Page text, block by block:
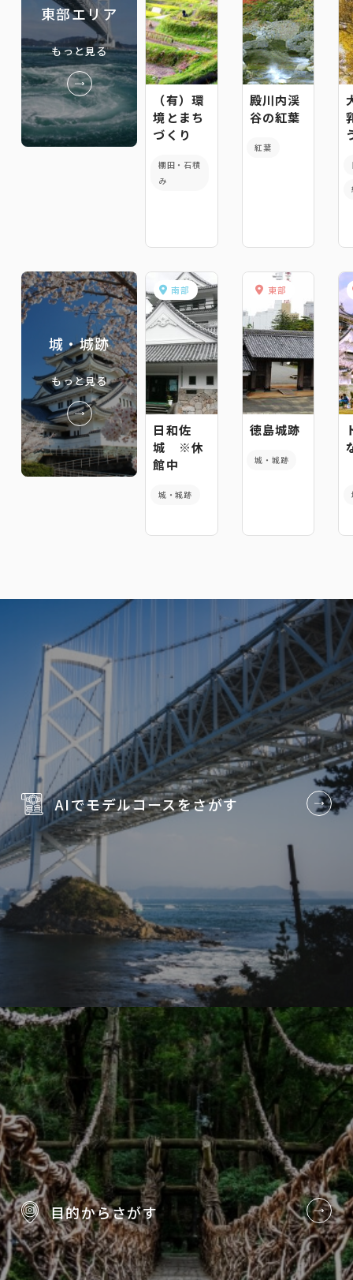
東部エリア
もっと見る
（有）環
境とまち
づくり
棚田・石積
み
殿川内渓
谷の紅葉
紅葉
城・城跡
もっと見る
南部
日和佐
城 ※休
館中
城・城跡
東部
徳島城跡
城・城跡
AIでモデルコースをさがす
目的からさがす